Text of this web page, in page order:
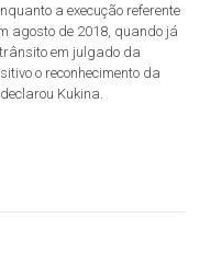
a execução referente
agosto de 2018, quando já
em julgado da
o reconhecimento da
Kukina.